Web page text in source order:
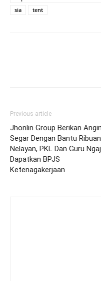
sia
tent
Previous article
Jhonlin Group Berikan Angin
Segar Dengan Bantu Ribuan
Nelayan, PKL Dan Guru
Dapatkan BPJS
Ketenagakerjaan